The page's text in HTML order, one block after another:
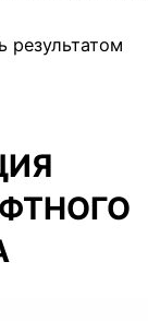
результатом